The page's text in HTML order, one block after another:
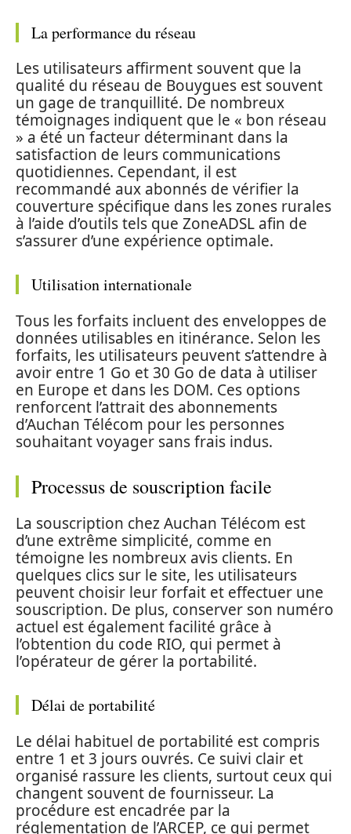
La performance du réseau
Les utilisateurs affirment souvent que la
qualité du réseau de Bouygues est souvent
un gage de tranquillité. De nombreux
témoignages indiquent que le « bon réseau
» a été un facteur déterminant dans la
satisfaction de leurs communications
quotidiennes. Cependant, il est
recommandé aux abonnés de vérifier la
couverture spécifique dans les zones rurales
à l’aide d’outils tels que ZoneADSL afin de
s’assurer d’une expérience optimale.
Utilisation internationale
Tous les forfaits incluent des enveloppes de
données utilisables en itinérance. Selon les
forfaits, les utilisateurs peuvent s’attendre à
avoir entre 1 Go et 30 Go de data à utiliser
en Europe et dans les DOM. Ces options
renforcent l’attrait des abonnements
d’Auchan Télécom pour les personnes
souhaitant voyager sans frais indus.
Processus de souscription facile
La souscription chez Auchan Télécom est
d’une extrême simplicité, comme en
témoigne les nombreux avis clients. En
quelques clics sur le site, les utilisateurs
peuvent choisir leur forfait et effectuer une
souscription. De plus, conserver son numéro
actuel est également facilité grâce à
l’obtention du code RIO, qui permet à
l’opérateur de gérer la portabilité.
Délai de portabilité
Le délai habituel de portabilité est compris
entre 1 et 3 jours ouvrés. Ce suivi clair et
organisé rassure les clients, surtout ceux qui
changent souvent de fournisseur. La
procédure est encadrée par la
réglementation de l’ARCEP, ce qui permet